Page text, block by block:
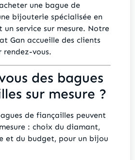
une bague de
bijouterie spécialisée en
service sur mesure. Notre
Gan accueille des clients
vous.
des bagues
sur mesure ?
de fiançailles peuvent
: choix du diamant,
et du budget, pour un bijou